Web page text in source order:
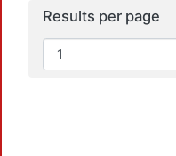
Results per page